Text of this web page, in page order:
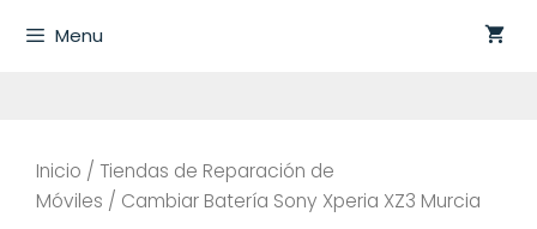
Menu
Inicio / Tiendas de Reparación de
Móviles / Cambiar Batería Sony Xperia XZ3 Murcia